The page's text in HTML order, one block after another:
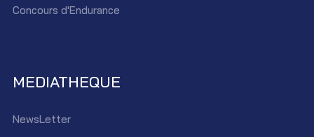
Concours d'Endurance
MEDIATHEQUE
NewsLetter